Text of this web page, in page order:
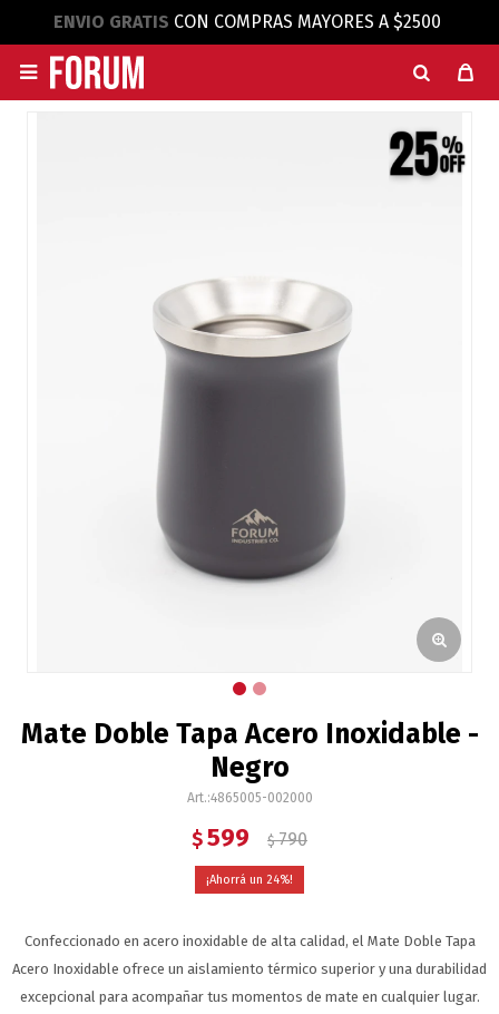
ENVIO GRATIS CON COMPRAS MAYORES A $2500

Mate Doble Tapa Acero Inoxidable -
Negro
4865005-002000
$599 $ 790
24
Confeccionado en acero inoxidable de alta calidad, el Mate Doble Tapa
Acero Inoxidable ofrece un aislamiento térmico superior y una durabilidad
excepcional para acompañar tus momentos de mate en cualquier lugar.